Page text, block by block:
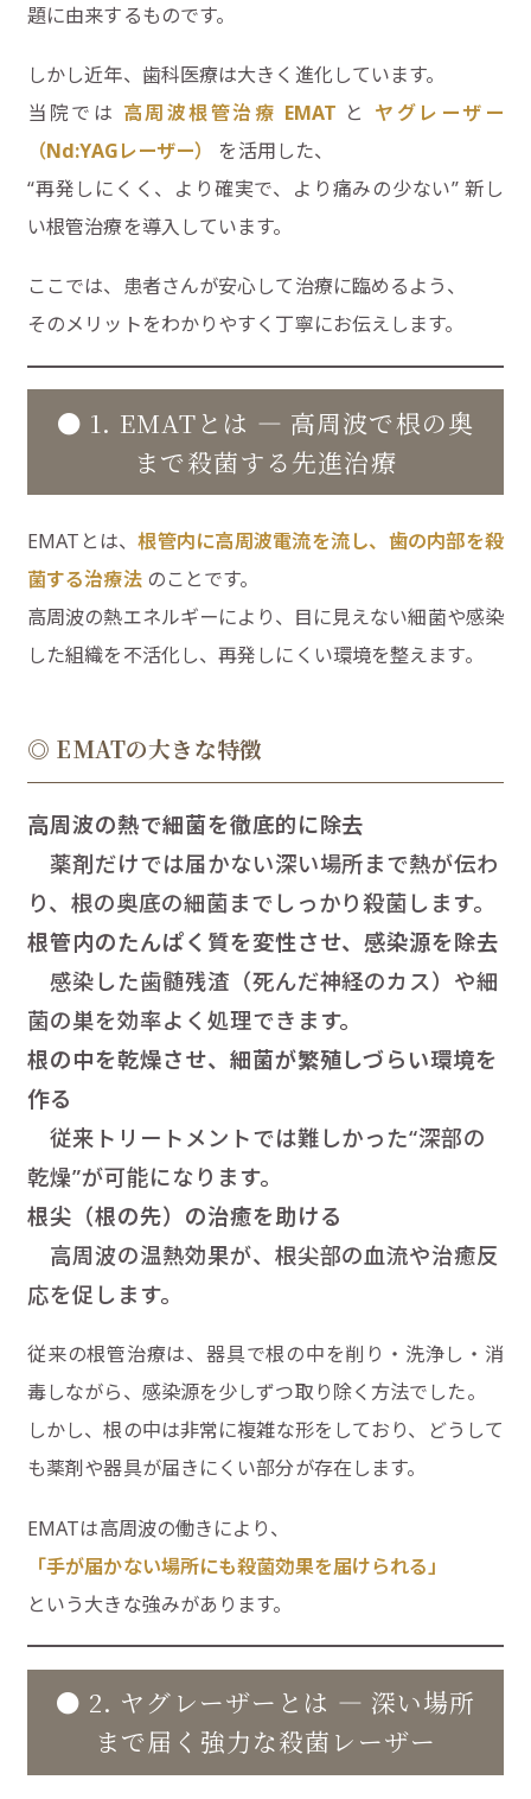
題に由来するものです。
しかし近年、歯科医療は大きく進化しています。
当院では 高周波根管治療 EMAT と ヤグレーザー
（Nd:YAGレーザー）
を活用した、
“再発しにくく、より確実で、より痛みの少ない” 新し
い根管治療を導入しています。
ここでは、患者さんが安心して治療に臨めるよう、
そのメリットをわかりやすく丁寧にお伝えします。
● 1. EMATとは ― 高周波で根の奥
まで殺菌する先進治療
EMATとは、根管内に高周波電流を流し、歯の内部を殺
菌する治療法のことです。
高周波の熱エネルギーにより、目に見えない細菌や感染
した組織を不活化し、再発しにくい環境を整えます。
◎ EMATの大きな特徴
高周波の熱で細菌を徹底的に除去
薬剤だけでは届かない深い場所まで熱が伝わ
り、根の奥底の細菌までしっかり殺菌します。
根管内のたんぱく質を変性させ、感染源を除去
感染した歯髄残渣（死んだ神経のカス）や細
菌の巣を効率よく処理できます。
根の中を乾燥させ、細菌が繁殖しづらい環境を
作る
従来トリートメントでは難しかった“深部の
乾燥”が可能になります。
根尖（根の先）の治癒を助ける
高周波の温熱効果が、根尖部の血流や治癒反
応を促します。
従来の根管治療は、器具で根の中を削り・洗浄し・消
毒しながら、感染源を少しずつ取り除く方法でした。
しかし、根の中は非常に複雑な形をしており、どうして
も薬剤や器具が届きにくい部分が存在します。
EMATは高周波の働きにより、
「手が届かない場所にも殺菌効果を届けられる」
という大きな強みがあります。
● 2. ヤグレーザーとは ― 深い場所
まで届く強力な殺菌レーザー